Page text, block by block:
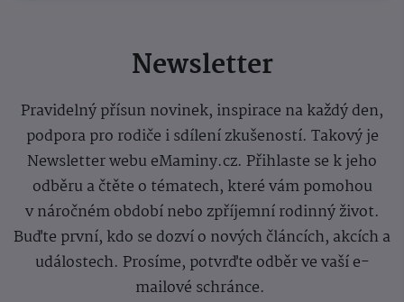
Newsletter
Pravidelný přísun novinek, inspirace na každý den,
podpora pro rodiče i sdílení zkušeností. Takový je
Newsletter webu eMaminy.cz. Přihlaste se k jeho
odběru a čtěte o tématech, které vám pomohou
v náročném období nebo zpříjemní rodinný život.
Buďte první, kdo se dozví o nových článcích, akcích a
událostech. Prosíme, potvrďte odběr ve vaší e-
mailové schránce.